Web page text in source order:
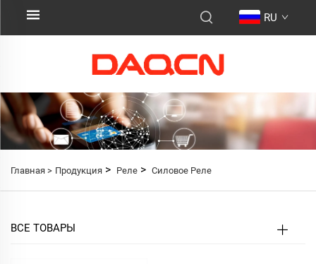
RU
Главная > Продукция > Реле > Силовое Реле
ВСЕ ТОВАРЫ